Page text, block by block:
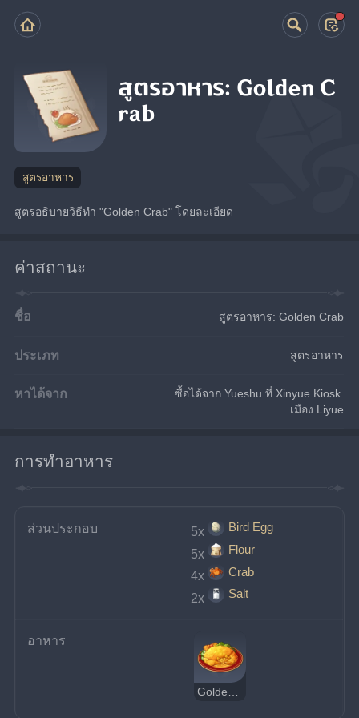
สูตรอาหาร: Golden C
rab
สูตรอาหาร
สูตรอธิบายวิธีทำ "Golden Crab" โดยละเอียด
ค่าสถานะ
ชื่อ สูตรอาหาร: Golden Crab
ประเภท สูตรอาหาร
หาได้จาก
ซื้อได้จาก Yueshu ที่ Xinyue Kiosk
เมือง Liyue
การทำอาหาร
ส่วนประกอบ 5x
Bird Egg
5x
Flour
4x
Crab
2x
Salt
อาหาร